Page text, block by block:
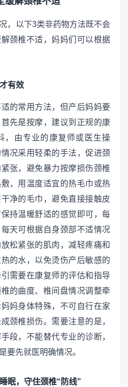
，以下3类非药物方法既不会
颈椎不适，妈妈们可以根据
有效
的常用方法，但产后妈妈要
先是按摩，建议到正规的康
，由专业的康复师或医生操
况采用轻柔的手法，促进颈
张，避免暴力按摩损伤颈椎
，用温度适宜的热毛巾或热
净的毛巾，避免直接接触皮
持温暖舒适的感觉即可，每
天可根据自身颈部不适情况
松紧张的肌肉，减轻疼痛和
的水，以免烫伤产后敏感的
需要在康复师的评估和指导
的曲度、椎间盘情况调整牵
妈身体特殊，不可自行在家
颈椎损伤。需要注意的是，
段，不能替代专业的诊断，
要先就医明确情况。
眠，守住颈椎“防线”